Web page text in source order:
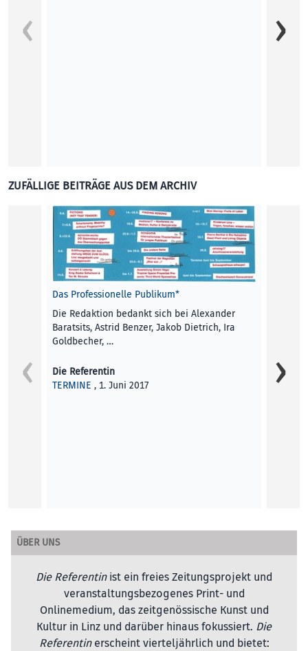
Das
ZUFÄLLIGE BEITRÄGE AUS DEM ARCHIV
Das Professionelle Publikum*
Die Redaktion bedankt sich bei Alexander
Baratsits, Astrid Benzer, Jakob Dietrich, Ira
Goldbecher, …
Die Referentin
TERMINE , 1. Juni 2017
Der
ÜBER UNS
Die Referentinist ein freies Zeitungsprojekt und
veranstaltungsbezogenes Print- und
Onlinemedium, das zeitgenössische Kunst und
Kultur in Linz und darüber hinaus fokussiert. Die
Referentinerscheint vierteljährlich und bietet: